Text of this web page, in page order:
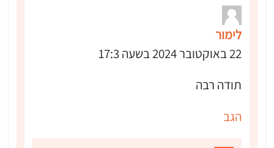
לימור
22 באוקטובר 2024 בשעה 17:3
תודה רבה
הגב